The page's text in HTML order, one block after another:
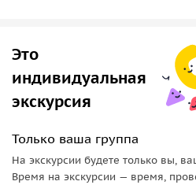
увидим Петровский док и
Русский Версаль на берегу
Петергоф. Я расскажу вам о
дворце и системе фонтанов.
парку, осматривая
Это
индивидуальная
экскурсия
Только ваша группа
На экскурсии будете только вы,
Время на экскурсии — время,